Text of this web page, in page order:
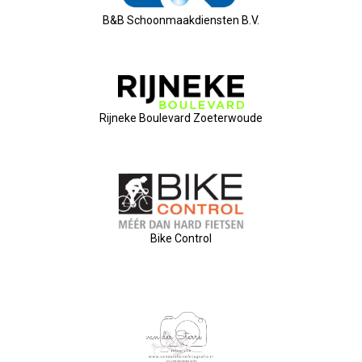
18-09-2026 Bedrijfsbezoek
20-11-2026 Dag Van De Ondernemer
29-05-2026 Ontbijt En
15-04-2026 ALV!
B&B Schoonmaakdiensten B.V.
Rijneke Boulevard Zoeterwoude
Bike Control